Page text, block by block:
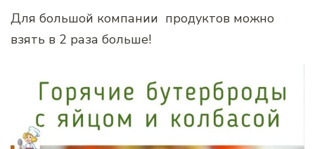
Для большой компании продуктов можно
взять в 2 раза больше!